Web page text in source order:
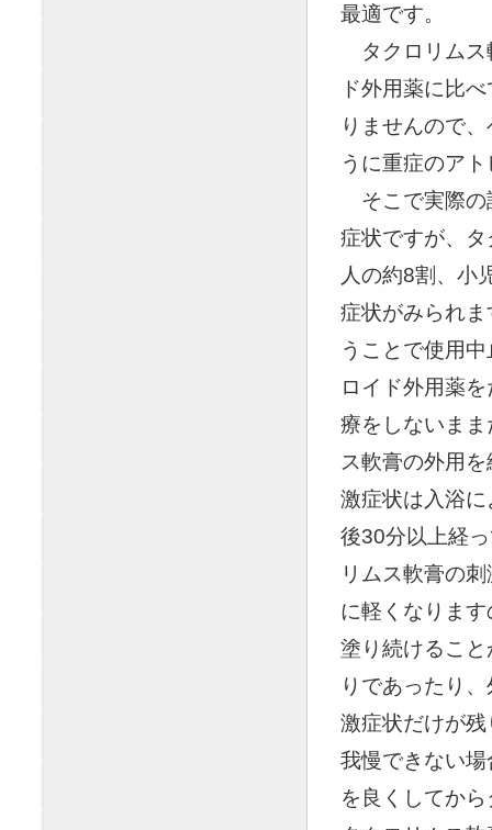
最適です。
タクロリム
ド外用薬に比
りませんので
うに重症のア
そこで実際
症状ですが、
人の約8割、小
症状がみられ
うことで使用
ロイド外用薬
療をしないま
ス軟膏の外用
激症状は入浴
後30分以上経
リムス軟膏の
に軽くなりま
塗り続けるこ
りであったり
激症状だけが
我慢できない
を良くしてか